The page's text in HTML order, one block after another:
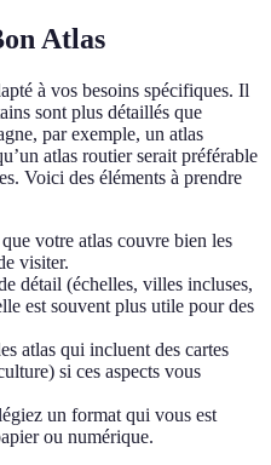
Atlas
à vos besoins spécifiques. Il
sont plus détaillés que
par exemple, un atlas
atlas routier serait préférable
Voici des éléments à prendre
votre atlas couvre bien les
visiter.
détail (échelles, villes incluses,
est souvent plus utile pour des
atlas qui incluent des cartes
si ces aspects vous
un format qui vous est
ou numérique.